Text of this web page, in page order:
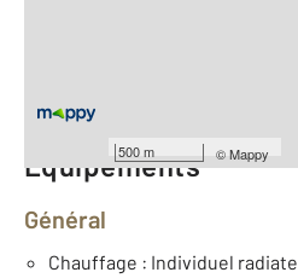
500 m ©Mappy
Équipements
Général
Chauffage : Individuel